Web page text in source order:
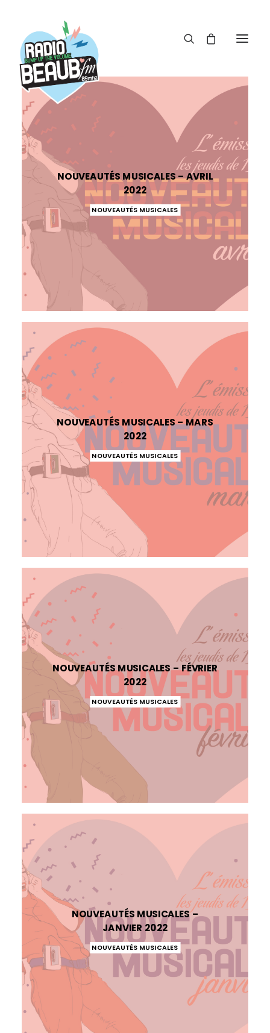
ACTUS
REPLAY
ÉMISSIONS
BOUTIQUENOUVEAUTÉS MUSICALES – AVRIL
2022
NOUVEAUTÉS MUSICALES
NOUVEAUTÉS MUSICALES – MARS
2022
NOUVEAUTÉS MUSICALES
NOUVEAUTÉS MUSICALES – FÉVRIER
2022
NOUVEAUTÉS MUSICALES
NOUVEAUTÉS MUSICALES –
JANVIER 2022
NOUVEAUTÉS MUSICALES